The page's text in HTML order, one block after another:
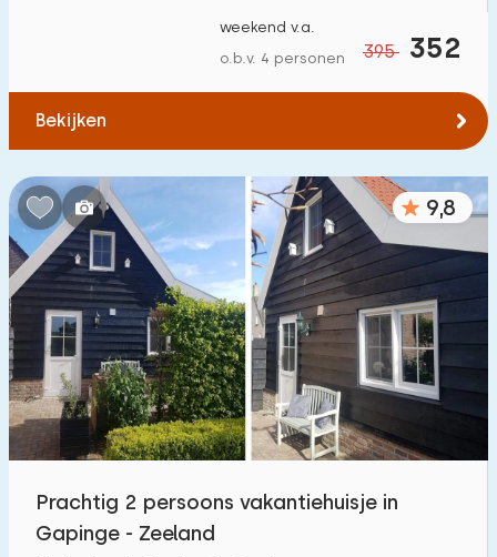
395 352
weekend v.a.
o.b.v. 4 personen
Bekijken
9,8
Prachtig 2 persoons vakantiehuisje in
Gapinge - Zeeland